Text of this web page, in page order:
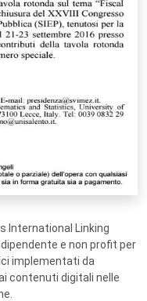
International Linking
e non profit per
implementati da
contenuti digitali nelle